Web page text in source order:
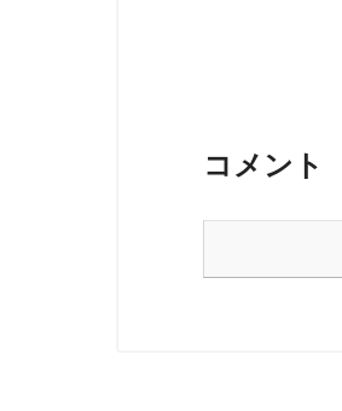
コメント